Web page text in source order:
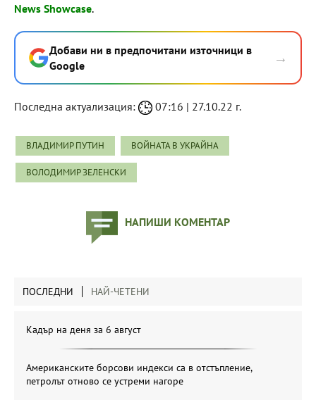
News Showcase.
Добави ни в предпочитани източници в
Google
→
Последна актуализация: 07:16 | 27.10.22 г.
ВЛАДИМИР ПУТИН ВОЙНАТА В УКРАЙНА
ВОЛОДИМИР ЗЕЛЕНСКИ
НАПИШИ КОМЕНТАР
ПОСЛЕДНИ НАЙ-ЧЕТЕНИ
Кадър на деня за 6 август
Американските борсови индекси са в отстъпление,
петролът отново се устреми нагоре